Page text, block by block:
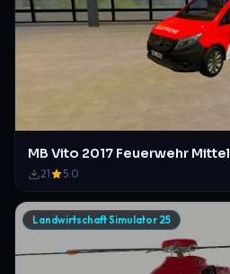
21 5.0
Landwirtschaft Simulator 25